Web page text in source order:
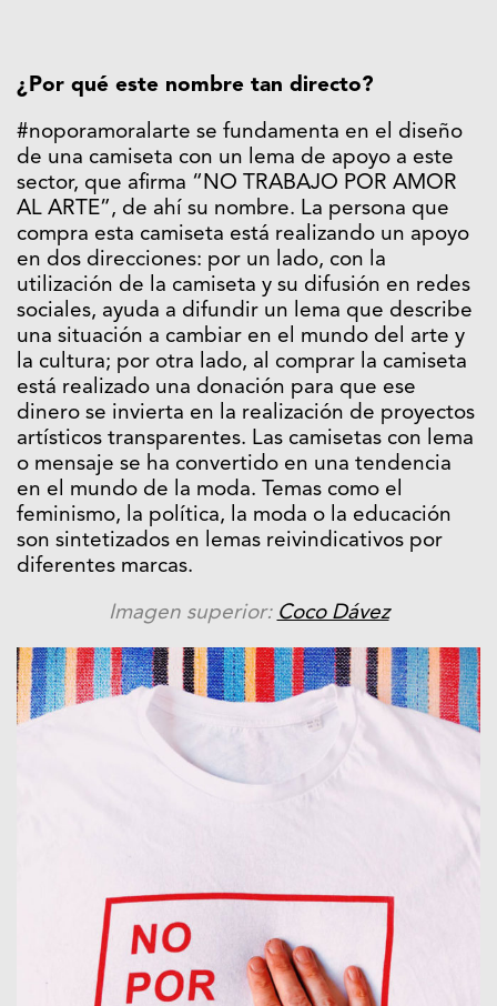
¿Por qué este nombre tan directo?
#noporamoralarte se fundamenta en el diseño
de una camiseta con un lema de apoyo a este
sector, que afirma “NO TRABAJO POR AMOR
AL ARTE”, de ahí su nombre. La persona que
compra esta camiseta está realizando un apoyo
en dos direcciones: por un lado, con la
utilización de la camiseta y su difusión en redes
sociales, ayuda a difundir un lema que describe
una situación a cambiar en el mundo del arte y
la cultura; por otra lado, al comprar la camiseta
está realizado una donación para que ese
dinero se invierta en la realización de proyectos
artísticos transparentes. Las camisetas con lema
o mensaje se ha convertido en una tendencia
en el mundo de la moda. Temas como el
feminismo, la política, la moda o la educación
son sintetizados en lemas reivindicativos por
diferentes marcas.
Imagen superior: Coco Dávez